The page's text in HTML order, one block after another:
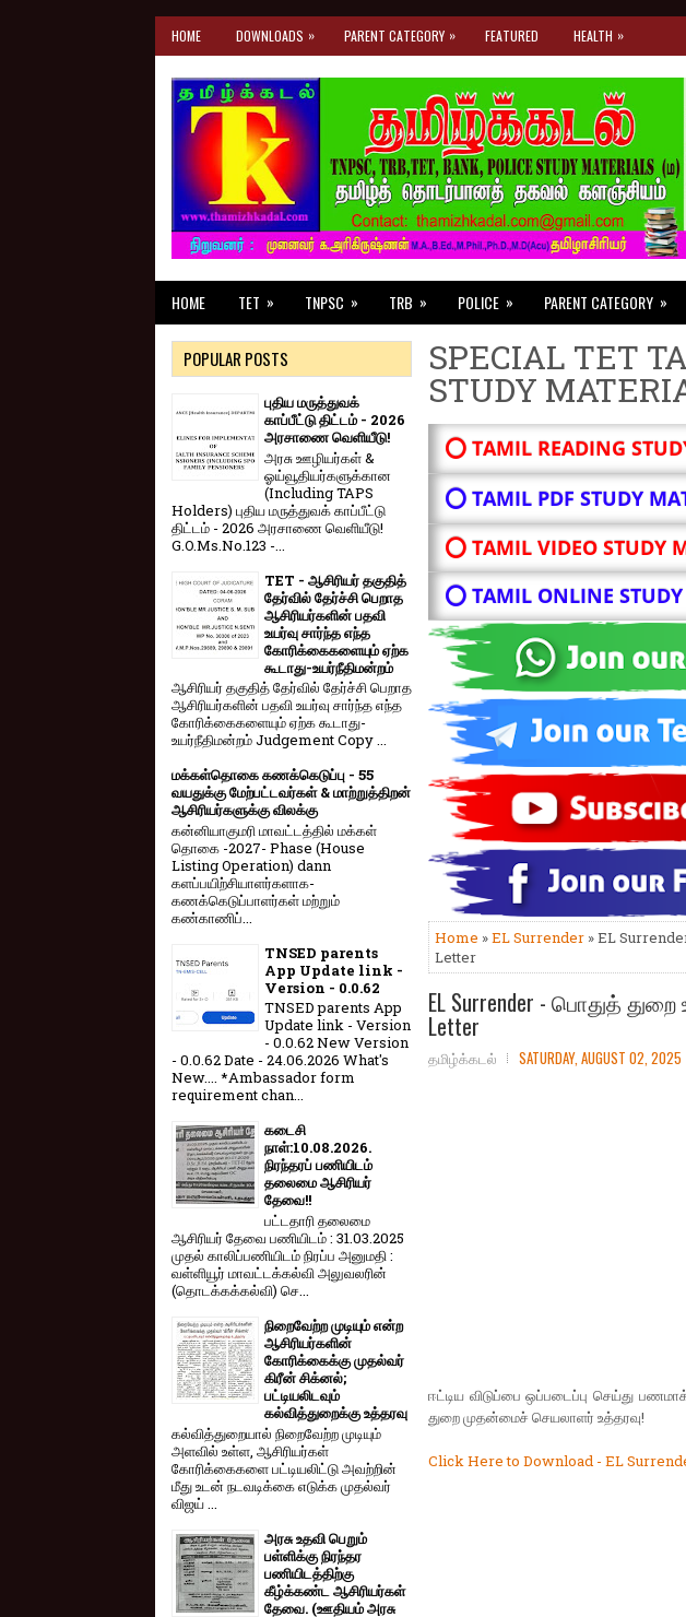
HOME DOWNLOADS » PARENT CATEGORY » FEATURED HEALTH »
HOME TET » TNPSC » TRB » POLICE » PARENT CATEGORY »
SPECIAL TET
STUDY
⭕ TAMIL READING
⭕ TAMIL PDF STUDY
⭕ TAMIL VIDEO STUDY
⭕ TAMIL ONLINE
Home »EL Surrender » EL
Letter
EL Surrender - பொதுத்
Letter
தமிழ்க்கடல் SATURDAY, AUGUST 02, 2025
ஈட்டிய விடுப்பை ஒப்படைப்பு செய்து
துறை முதன்மைச் செயலாளர் உத்தரவு!
Click Here to Download - EL
POPULAR POSTS
புதிய மருத்துவக்
காப்பீட்டு திட்டம் - 2026
அரசாணை வெளியீடு!
அரசு ஊழியர்கள் &
ஓய்வூதியர்களுக்கான
(Including TAPS
Holders) புதிய மருத்துவக் காப்பீட்டு
திட்டம் - 2026 அரசாணை வெளியீடு!
G.O.Ms.No.123 -...
TET - ஆசிரியர் தகுதித்
தேர்வில் தேர்ச்சி பெறாத
ஆசிரியர்களின் பதவி
உயர்வு சார்ந்த எந்த
கோரிக்கைகளையும் ஏற்க
கூடாது-உயர்நீதிமன்றம்
ஆசிரியர் தகுதித் தேர்வில் தேர்ச்சி பெறாத
ஆசிரியர்களின் பதவி உயர்வு சார்ந்த எந்த
கோரிக்கைகளையும் ஏற்க கூடாது-
உயர்நீதிமன்றம் Judgement Copy ...
மக்கள்தொகை கணக்கெடுப்பு - 55
வயதுக்கு மேற்பட்டவர்கள் & மாற்றுத்திறன்
ஆசிரியர்களுக்கு விலக்கு
கன்னியாகுமரி மாவட்டத்தில் மக்கள்
தொகை -2027- Phase (House
Listing Operation) dann
களப்பயிற்சியாளர்களாக-
கணக்கெடுப்பாளர்கள் மற்றும்
கண்காணிப்...
TNSED parents
App Update link -
Version - 0.0.62
TNSED parents App
Update link - Version
- 0.0.62 New Version
- 0.0.62 Date - 24.06.2026 What's
New.... *Ambassador form
requirement chan...
கடைசி
நாள்:10.08.2026.
நிரந்தரப் பணியிடம்
தலைமை ஆசிரியர்
தேவை!!
பட்டதாரி தலைமை
ஆசிரியர் தேவை பணியிடம் : 31.03.2025
முதல் காலிப்பணியிடம் நிரப்ப அனுமதி :
வள்ளியூர் மாவட்டக்கல்வி அலுவலரின்
(தொடக்கக்கல்வி) செ...
நிறைவேற்ற முடியும் என்ற
ஆசிரியர்களின்
கோரிக்கைக்கு முதல்வர்
கிரீன் சிக்னல்;
பட்டியலிடவும்
கல்வித்துறைக்கு உத்தரவு
கல்வித்துறையால் நிறைவேற்ற முடியும்
அளவில் உள்ள, ஆசிரியர்கள்
கோரிக்கைகளை பட்டியலிட்டு அவற்றின்
மீது உடன் நடவடிக்கை எடுக்க முதல்வர்
விஜய் ...
அரசு உதவி பெறும்
பள்ளிக்கு நிரந்தர
பணியிடத்திற்கு
கீழ்க்கண்ட ஆசிரியர்கள்
தேவை. (ஊதியம் அரசு